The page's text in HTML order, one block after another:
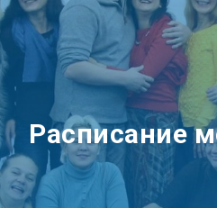
Расписание